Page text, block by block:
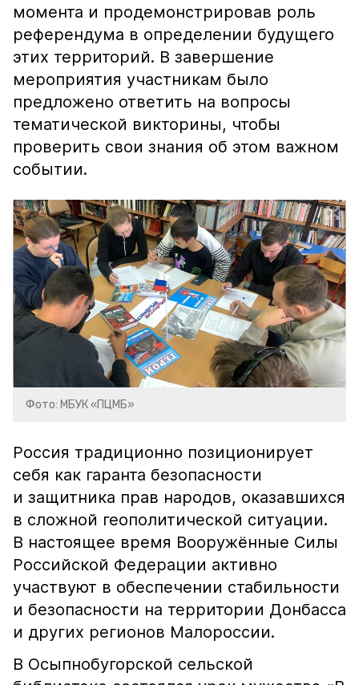
момента и продемонстрировав роль
референдума в определении будущего
этих территорий. В завершение
мероприятия участникам было
предложено ответить на вопросы
тематической викторины, чтобы
проверить свои знания об этом важном
событии.
Фото: МБУК «ПЦМБ»
Россия традиционно позиционирует
себя как гаранта безопасности
и защитника прав народов, оказавшихся
в сложной геополитической ситуации.
В настоящее время Вооружённые Силы
Российской Федерации активно
участвуют в обеспечении стабильности
и безопасности на территории Донбасса
и других регионов Малороссии.
В Осыпнобугорской сельской